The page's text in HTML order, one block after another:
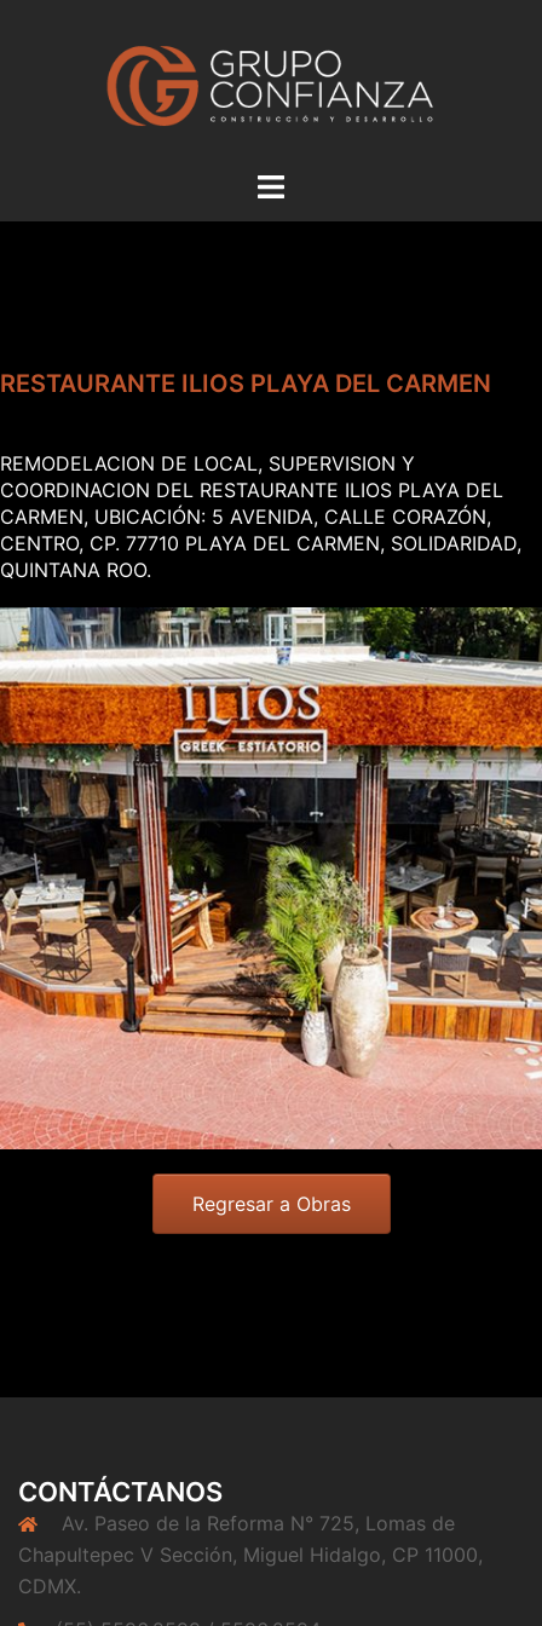
Alternar
RESTAURANTE ILIOS PLAYA DEL CARMEN
REMODELACION DE LOCAL, SUPERVISION Y
COORDINACION DEL RESTAURANTE ILIOS PLAYA DEL
CARMEN, UBICACIÓN: 5 AVENIDA, CALLE CORAZÓN,
CENTRO, CP. 77710 PLAYA DEL CARMEN, SOLIDARIDAD,
QUINTANA ROO.
Regresar a Obras
CONTÁCTANOS
Av. Paseo de la Reforma N° 725, Lomas de
Chapultepec V Sección, Miguel Hidalgo, CP 11000,
CDMX.